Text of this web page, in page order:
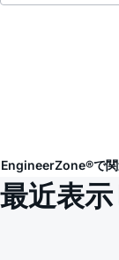
EngineerZone®で関
最近表